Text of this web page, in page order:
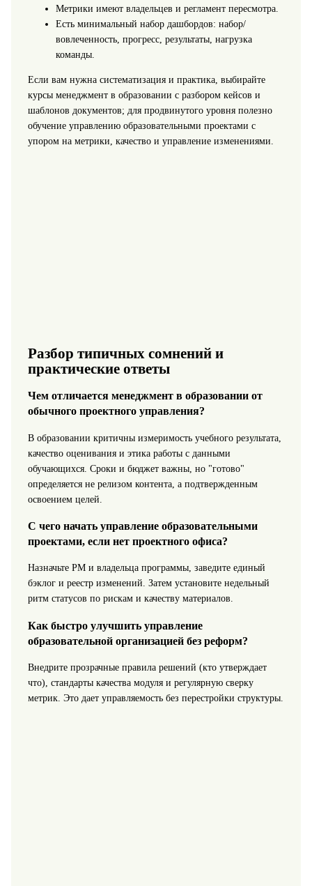
Метрики имеют владельцев и регламент пересмотра.
Есть минимальный набор дашбордов: набор/
вовлеченность, прогресс, результаты, нагрузка
команды.
Если вам нужна систематизация и практика, выбирайте
курсы менеджмент в образовании с разбором кейсов и
шаблонов документов; для продвинутого уровня полезно
обучение управлению образовательными проектами с
упором на метрики, качество и управление изменениями.
Разбор типичных сомнений и
практические ответы
Чем отличается менеджмент в образовании от
обычного проектного управления?
В образовании критичны измеримость учебного результата,
качество оценивания и этика работы с данными
обучающихся. Сроки и бюджет важны, но "готово"
определяется не релизом контента, а подтвержденным
освоением целей.
С чего начать управление образовательными
проектами, если нет проектного офиса?
Назначьте PM и владельца программы, заведите единый
бэклог и реестр изменений. Затем установите недельный
ритм статусов по рискам и качеству материалов.
Как быстро улучшить управление
образовательной организацией без реформ?
Внедрите прозрачные правила решений (кто утверждает
что), стандарты качества модуля и регулярную сверку
метрик. Это дает управляемость без перестройки структуры.